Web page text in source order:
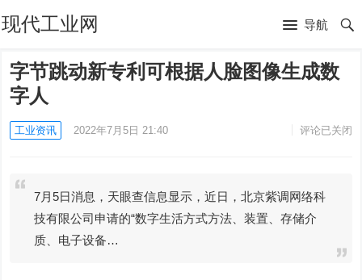
现代工业网 导航
字节跳动新专利可根据人脸图像生成数
字人
工业资讯 2022年7月5日 21:40 评论已关闭
7月5日消息，天眼查信息显示，近日，北京紫调网络科
技有限公司申请的“数字生活方式方法、装置、存储介
质、电子设备…